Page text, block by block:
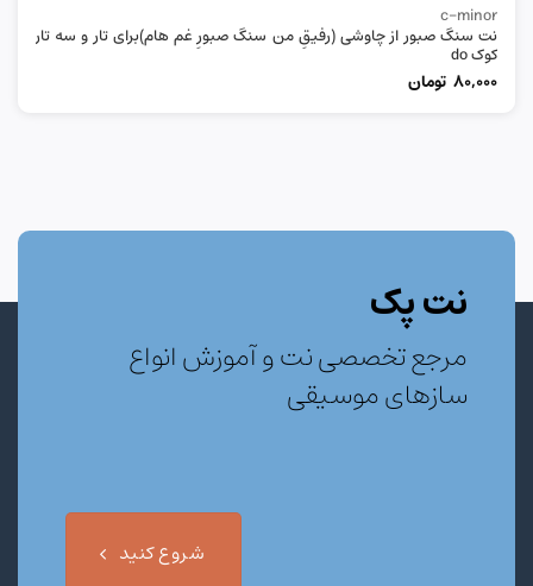
c-minor
نت سنگ صبور از چاوشی (رفیقِ من سنگ صبورِ غم هام)برای تار و سه تار
کوک do
80,000 تومان
نت پک
مرجع تخصصی نت و آموزش انواع
سازهای موسیقی
شروع کنید